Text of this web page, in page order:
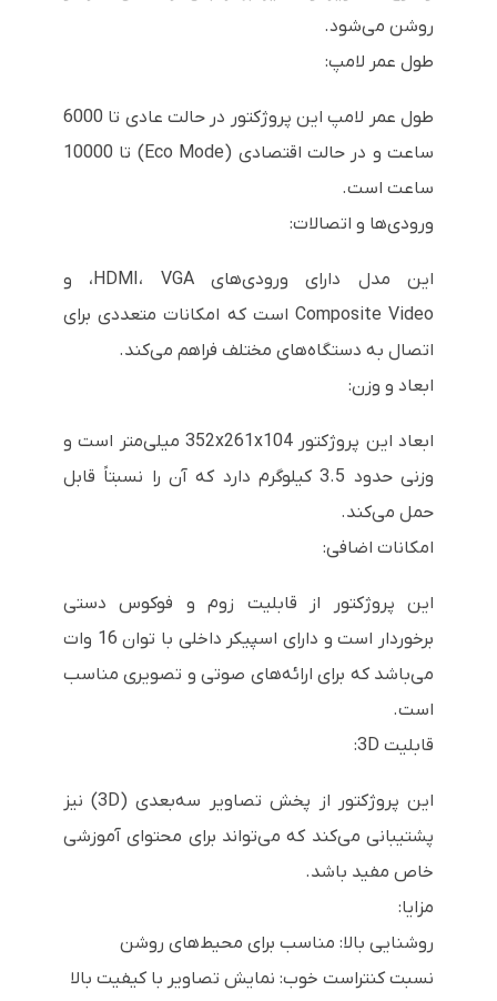
روشن می‌شود.
طول عمر لامپ:
طول عمر لامپ این پروژکتور در حالت عادی تا 6000
ساعت و در حالت اقتصادی (Eco Mode) تا 10000
ساعت است.
ورودی‌ها و اتصالات:
این مدل دارای ورودی‌های HDMI، VGA، و
Composite Video است که امکانات متعددی برای
اتصال به دستگاه‌های مختلف فراهم می‌کند.
ابعاد و وزن:
ابعاد این پروژکتور 352x261x104 میلی‌متر است و
وزنی حدود 3.5 کیلوگرم دارد که آن را نسبتاً قابل
حمل می‌کند.
امکانات اضافی:
این پروژکتور از قابلیت زوم و فوکوس دستی
برخوردار است و دارای اسپیکر داخلی با توان 16 وات
می‌باشد که برای ارائه‌های صوتی و تصویری مناسب
است.
قابلیت 3D:
این پروژکتور از پخش تصاویر سه‌بعدی (3D) نیز
پشتیبانی می‌کند که می‌تواند برای محتوای آموزشی
خاص مفید باشد.
مزایا:
روشنایی بالا: مناسب برای محیط‌های روشن
نسبت کنتراست خوب: نمایش تصاویر با کیفیت بالا